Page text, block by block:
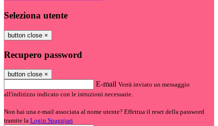
Seleziona utente
button close ×
Recupero password
button close ×
E-mail Verrà inviato un messaggio
all'indirizzo indicato con le istruzioni necessarie.
Non hai una e-mail associata al nome utente? Effettua il reset della password
tramite la Login Spaggiari